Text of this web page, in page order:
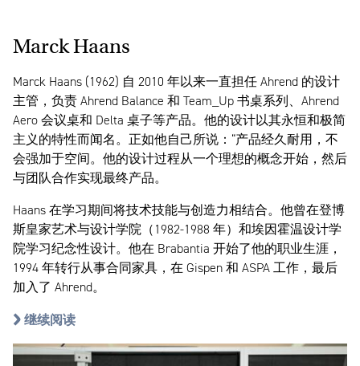
Marck Haans
Marck Haans (1962) 自 2010 年以来一直担任 Ahrend 的设计
主管，负责 Ahrend Balance 和 Team_Up 书桌系列、Ahrend
Aero 会议桌和 Delta 桌子等产品。他的设计以其永恒和极简
主义的特性而闻名。正如他自己所说：“产品经久耐用，不
会强加于空间。他的设计过程从一个理想的概念开始，然后
与团队合作实现最终产品。
Haans 在学习期间将技术技能与创造力相结合。他曾在登博
斯皇家艺术与设计学院（1982-1988 年）和埃因霍温设计学
院学习纪念性设计。他在 Brabantia 开始了他的职业生涯，
1994 年转行从事合同家具，在 Gispen 和 ASPA 工作，最后
加入了 Ahrend。
继续阅读